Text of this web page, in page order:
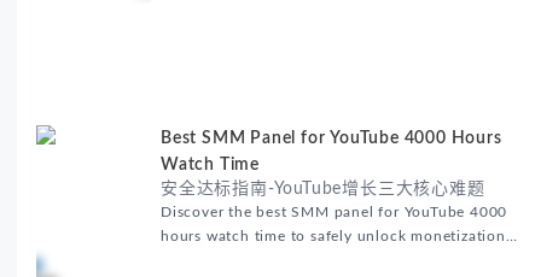
Best SMM Panel for YouTube 4000 Hours
Watch Time
安全达标指南-YouTube增长三大核心难题
Discover the best SMM panel for YouTube 4000
hours watch time to safely unlock monetization.